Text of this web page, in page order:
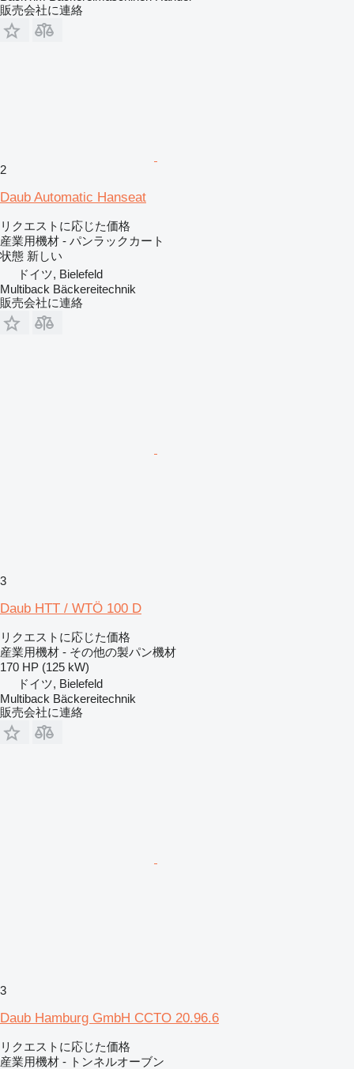
販売会社に連絡
2
Daub Automatic Hanseat
リクエストに応じた価格
産業用機材 - パンラックカート
状態 新しい
ドイツ, Bielefeld
Multiback Bäckereitechnik
販売会社に連絡
3
Daub HTT / WTÖ 100 D
リクエストに応じた価格
産業用機材 - その他の製パン機材
170 HP (125 kW)
ドイツ, Bielefeld
Multiback Bäckereitechnik
販売会社に連絡
3
Daub Hamburg GmbH CCTO 20.96.6
リクエストに応じた価格
産業用機材 - トンネルオーブン